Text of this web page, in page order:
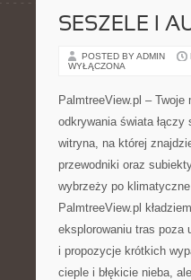
SESZELE I
POSTED BY ADMIN
WYŁĄCZONA
PalmtreeView.pl –
odkrywania świata
witryna, na której
przewodniki oraz
wybrzeży po
PalmtreeView.pl
eksplorowaniu tras poza
i propozycje krótkich
cieple i błękicie nieba,